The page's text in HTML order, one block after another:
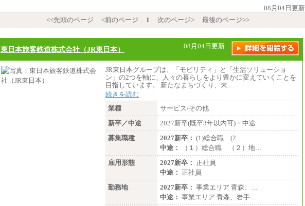
08月04日更新
<<先頭のページ
<前のページ 1 次のページ> 最後のページ>>
東日本旅客鉄道株式会社（JR東日本） 08月04日更新
JR東日本グループは、「モビリティ」と「生活ソリューショ
ン」の2つを軸に、人々の暮らしをより豊かに変えていくことを
目指しています。 新たなまちづくり、未…
続きを読む
業種
サービス/その他
新卒／中途
2027新卒(既卒3年以内可)・中途
募集職種
2027新卒： (1)総合職 (2…
中途：
（１）総合職 （２）地…
雇用形態
2027新卒： 正社員
中途： 正社員
勤務地
2027新卒： 事業エリア 青森、…
中途： 事業エリア 青森、岩手…